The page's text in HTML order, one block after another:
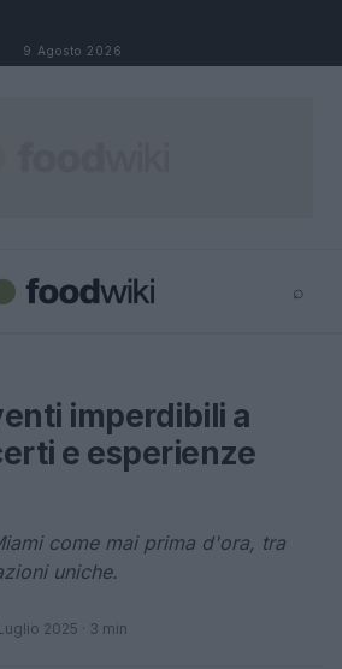
9 Agosto 2026
⌕
imperdibili a
e esperienze
come mai prima d'ora, tra
uniche.
2025 · 3 min